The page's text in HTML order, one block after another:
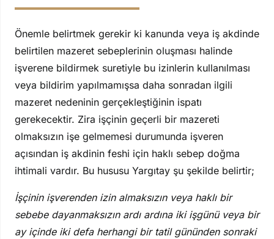
Önemle belirtmek gerekir ki kanunda veya iş akdinde
belirtilen mazeret sebeplerinin oluşması halinde
işverene bildirmek suretiyle bu izinlerin kullanılması
veya bildirim yapılmamışsa daha sonradan ilgili
mazeret nedeninin gerçekleştiğinin ispatı
gerekecektir. Zira işçinin geçerli bir mazereti
olmaksızın işe gelmemesi durumunda işveren
açısından iş akdinin feshi için haklı sebep doğma
ihtimali vardır. Bu hususu Yargıtay şu şekilde belirtir;
İşçinin işverenden izin almaksızın veya haklı bir
sebebe dayanmaksızın ardı ardına iki işgünü veya bir
ay içinde iki defa herhangi bir tatil gününden sonraki